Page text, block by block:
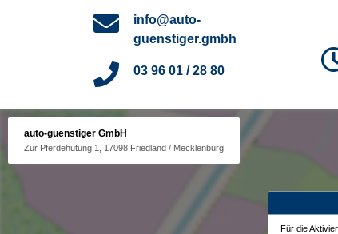
info@auto-
guenstiger.gmbh
03 96 01 / 28 80
auto-guenstiger GmbH
Zur Pferdehutung 1, 17098 Friedland / Mecklenburg
Für die